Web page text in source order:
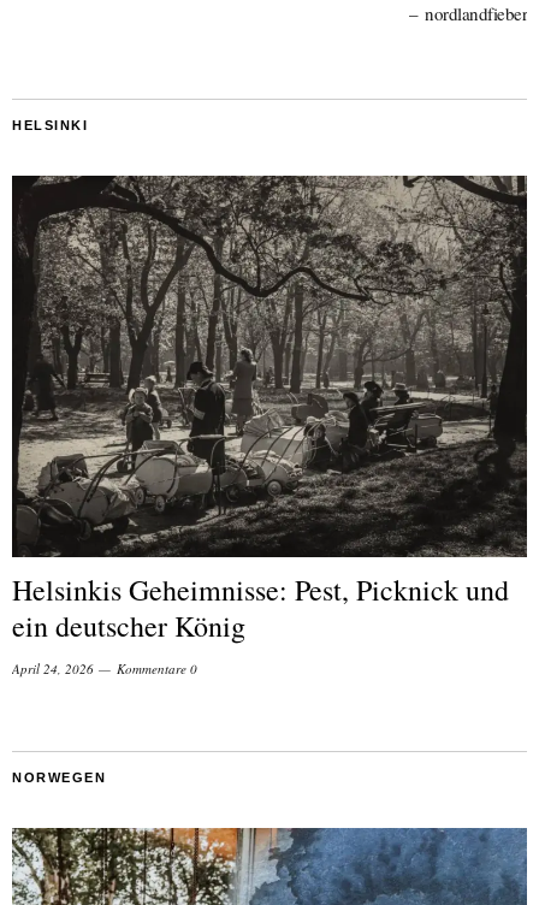
nordlandfieber
HELSINKI
Helsinkis Geheimnisse: Pest, Picknick und
ein deutscher König
April 24, 2026 Kommentare 0
NORWEGEN